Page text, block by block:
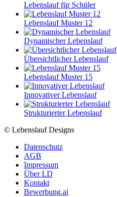
Lebenslauf für Schüler
Lebenslauf Muster 12
Dynamischer Lebenslauf
Übersichtlicher Lebenslauf
Lebenslauf Muster 15
Innovativer Lebenslauf
Strukturierter Lebenslauf
© Lebenslauf Designs
Datenschutz
AGB
Impressum
Über LD
Kontakt
Bewerbung.ai